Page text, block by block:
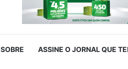
SOBRE ASSINE O JORNAL QUE